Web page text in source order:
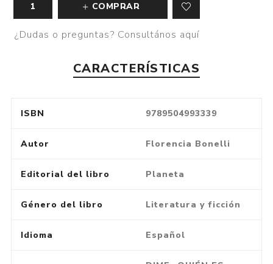
COMPRAR
¿Dudas o preguntas? Consultános aquí
CARACTERÍSTICAS
ISBN 9789504993339
Autor Florencia Bonelli
Editorial del libro Planeta
Género del libro Literatura y ficción
Idioma Español